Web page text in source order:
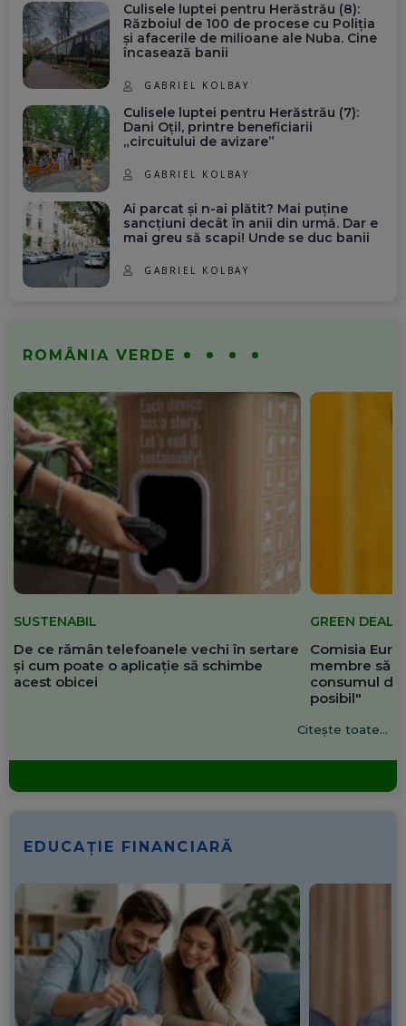
Culisele luptei pentru Herăstrău (8):
Războiul de 100 de procese cu Poliția
și afacerile de milioane ale Nuba. Cine
încasează banii
GABRIEL KOLBAY
Culisele luptei pentru Herăstrău (7):
Dani Oțil, printre beneficiarii
„circuitului de avizare”
GABRIEL KOLBAY
Ai parcat și n-ai plătit? Mai puține
sancțiuni decât în anii din urmă. Dar e
mai greu să scapi! Unde se duc banii
GABRIEL KOLBAY
ROMÂNIA VERDE
SUSTENABIL
De ce rămân telefoanele vechi în sertare
și cum poate o aplicație să schimbe
acest obicei
GREEN DEAL
Comisia
membre să
consumul de
posibil"
Citește toate...
EDUCAȚIE FINANCIARĂ